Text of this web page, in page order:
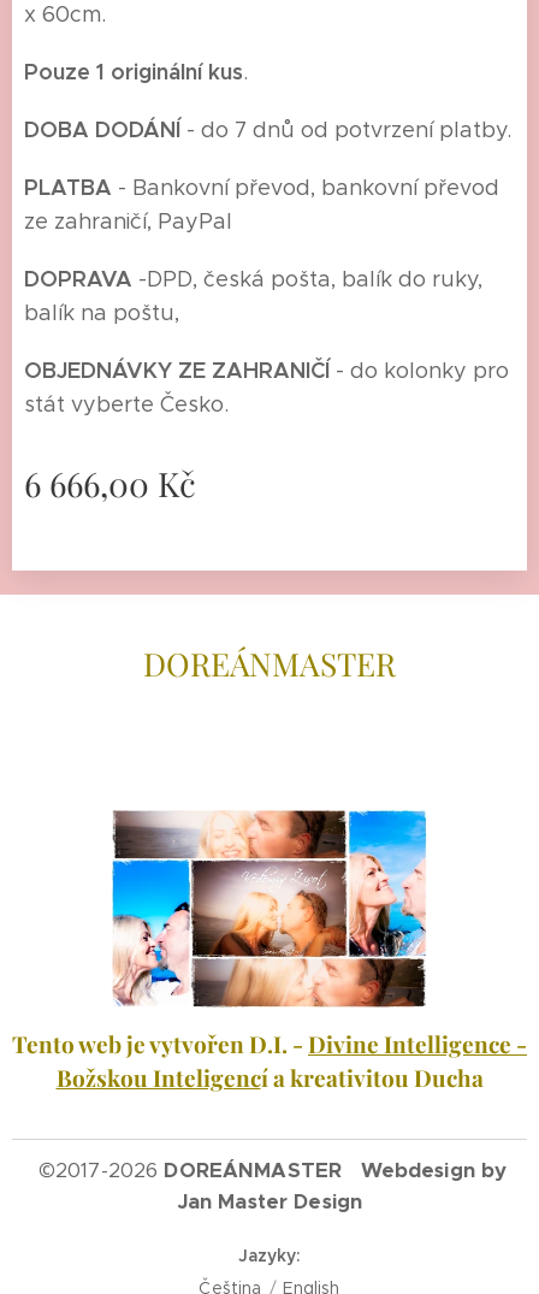
x 60cm.
Pouze 1 originální kus.
DOBA DODÁNÍ - do 7 dnů od potvrzení platby.
PLATBA - Bankovní převod, bankovní převod
ze zahraničí, PayPal
DOPRAVA -DPD, česká pošta, balík do ruky,
balík na poštu,
OBJEDNÁVKY ZE ZAHRANIČÍ - do kolonky pro
stát vyberte Česko.
6 666,00 Kč
DOREÁNMASTER
Tento web je vytvořen D.I. -Divine Intelligence -
Božskou Inteligencí a kreativitou Ducha
©2017-2026 DOREÁNMASTER Webdesign by
Jan Master Design
Jazyky
Čeština
English